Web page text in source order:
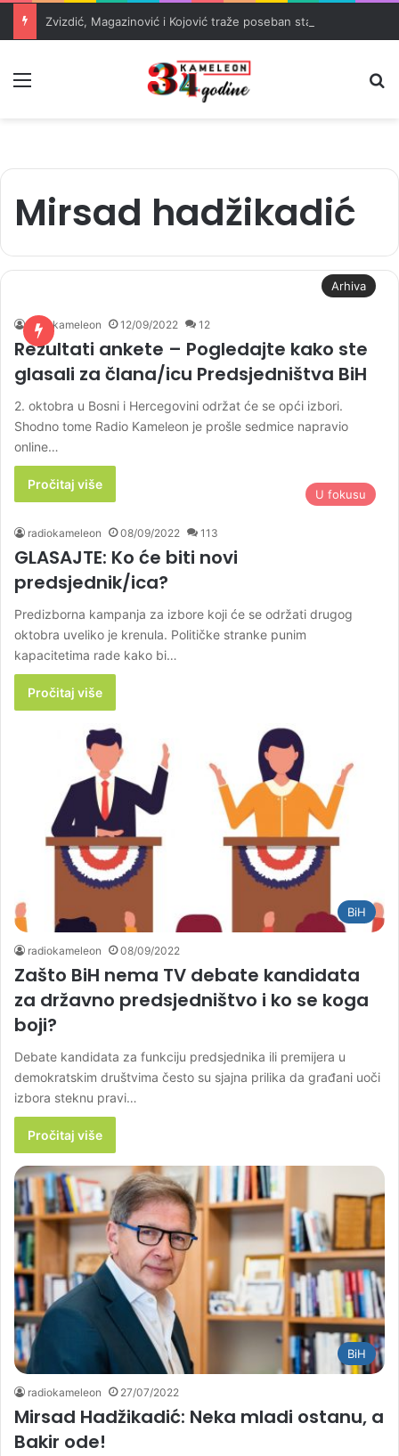
Mirsad hadžikadić
Arhiva
radiokameleon 12/09/2022 12
Rezultati ankete – Pogledajte kako ste
glasali za člana/icu Predsjedništva BiH
2. oktobra u Bosni i Hercegovini održat će se opći izbori.
Shodno tome Radio Kameleon je prošle sedmice napravio
online…
Pročitaj više
U fokusu
radiokameleon 08/09/2022 113
GLASAJTE: Ko će biti novi
predsjednik/ica?
Predizborna kampanja za izbore koji će se održati drugog
oktobra uveliko je krenula. Političke stranke punim
kapacitetima rade kako bi…
Pročitaj više
BiH
radiokameleon 08/09/2022
Zašto BiH nema TV debate kandidata
za državno predsjedništvo i ko se koga
boji?
Debate kandidata za funkciju predsjednika ili premijera u
demokratskim društvima često su sjajna prilika da građani uoči
izbora steknu pravi…
Pročitaj više
BiH
radiokameleon 27/07/2022
Mirsad Hadžikadić: Neka mladi ostanu, a
Bakir ode!